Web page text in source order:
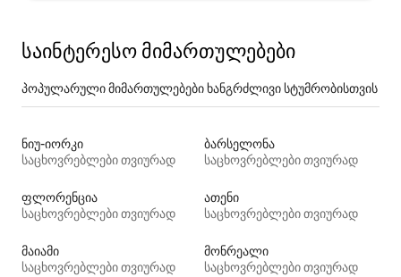
საინტერესო მიმართულებები
პოპულარული მიმართულებები ხანგრძლივი სტუმრობისთვის
ნიუ-იორკი
საცხოვრებლები თვიურად
ბარსელონა
საცხოვრებლები თვიურად
ფლორენცია
საცხოვრებლები თვიურად
ათენი
საცხოვრებლები თვიურად
მაიამი
საცხოვრებლები თვიურად
მონრეალი
საცხოვრებლები თვიურად